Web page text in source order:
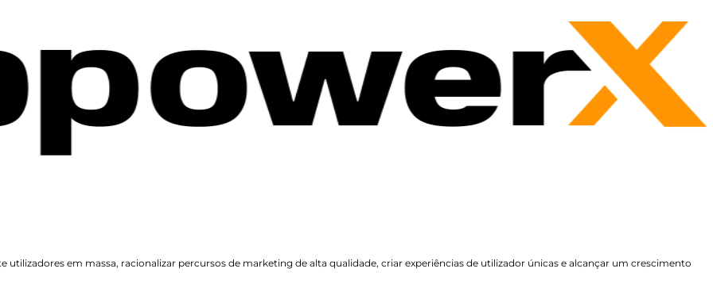
utilizadores em massa, racionalizar percursos de marketing de alta qualidade, criar experiências de utilizador únicas e alcançar um crescimento